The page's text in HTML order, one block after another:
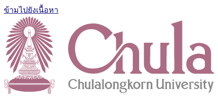
ข้ามไปยังเนื้อหา